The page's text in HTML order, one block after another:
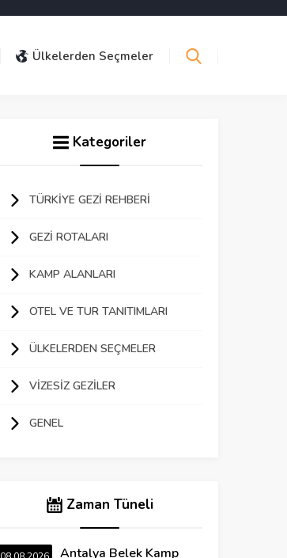
Ülkelerden Seçmeler
Kategoriler
TÜRKIYE GEZI REHBERI
GEZI ROTALARI
KAMP ALANLARI
OTEL VE TUR TANITIMLARI
ÜLKELERDEN SEÇMELER
VIZESIZ GEZILER
GENEL
Zaman Tüneli
Antalya Belek Kamp